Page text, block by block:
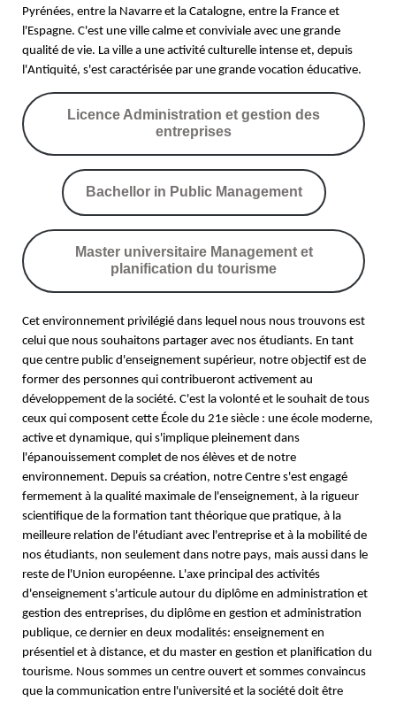
Pyrénées, entre la Navarre et la Catalogne, entre la France et
l'Espagne. C'est une ville calme et conviviale avec une grande
qualité de vie. La ville a une activité culturelle intense et, depuis
l'Antiquité, s'est caractérisée par une grande vocation éducative.
Licence Administration et gestion des
entreprises
Bachellor in Public Management
Master universitaire Management et
planification du tourisme
Cet environnement privilégié dans lequel nous nous trouvons est
celui que nous souhaitons partager avec nos étudiants. En tant
que centre public d'enseignement supérieur, notre objectif est de
former des personnes qui contribueront activement au
développement de la société. C'est la volonté et le souhait de tous
ceux qui composent cette École du 21e siècle : une école moderne,
active et dynamique, qui s'implique pleinement dans
l'épanouissement complet de nos élèves et de notre
environnement. Depuis sa création, notre Centre s'est engagé
fermement à la qualité maximale de l'enseignement, à la rigueur
scientifique de la formation tant théorique que pratique, à la
meilleure relation de l'étudiant avec l'entreprise et à la mobilité de
nos étudiants, non seulement dans notre pays, mais aussi dans le
reste de l'Union européenne. L'axe principal des activités
d'enseignement s'articule autour du diplôme en administration et
gestion des entreprises, du diplôme en gestion et administration
publique, ce dernier en deux modalités: enseignement en
présentiel et à distance, et du master en gestion et planification du
tourisme. Nous sommes un centre ouvert et sommes convaincus
que la communication entre l'université et la société doit être